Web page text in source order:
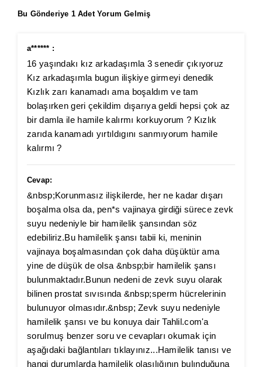
Bu Gönderiye 1 Adet Yorum Gelmiş
a****** :
16 yaşındakı kız arkadaşımla 3 senedir çıkıyoruz
Kız arkadaşımla bugun ilişkiye girmeyi denedik
Kızlık zarı kanamadı ama boşaldım ve tam
bolaşırken geri çekildim dışarıya geldi hepsi çok az
bir damla ile hamile kalırmı korkuyorum ? Kızlık
zarıda kanamadı yırtıldıgını sanmıyorum hamile
kalırmı ?
Cevap:
&nbsp;Korunmasız ilişkilerde, her ne kadar dışarı
boşalma olsa da, pen*s vajinaya girdiği sürece zevk
suyu nedeniyle bir hamilelik şansından söz
edebiliriz.Bu hamilelik şansı tabii ki, meninin
vajinaya boşalmasından çok daha düşüktür ama
yine de düşük de olsa &nbsp;bir hamilelik şansı
bulunmaktadır.Bunun nedeni de zevk suyu olarak
bilinen prostat sıvısında &nbsp;sperm hücrelerinin
bulunuyor olmasıdır.&nbsp; Zevk suyu nedeniyle
hamilelik şansı ve bu konuya dair Tahlil.com'a
sorulmuş benzer soru ve cevapları okumak için
aşağıdaki bağlantıları tıklayınız...Hamilelik tanısı ve
hangi durumlarda hamilelik olasılığının bulınduğuna